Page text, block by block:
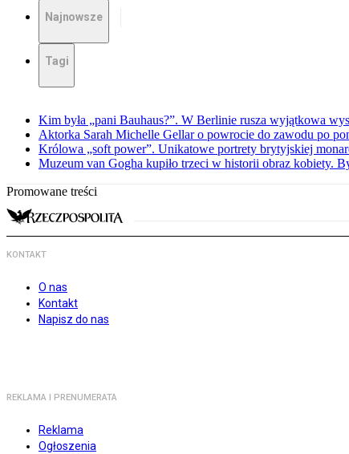
Najnowsze
Tagi
Kim była „pani Bauhaus?”. W Berlinie rusza wyjątkowa
Aktorka Sarah Michelle Gellar o powrocie do zawodu po
Królowa „soft power”. Unikatowe portrety brytyjskiej
Muzeum van Gogha kupiło trzeci w historii obraz kobiety.
Promowane treści
KONTAKT
O nas
Kontakt
Napisz do nas
REKLAMA I PRENUMERATA
Reklama
Ogłoszenia